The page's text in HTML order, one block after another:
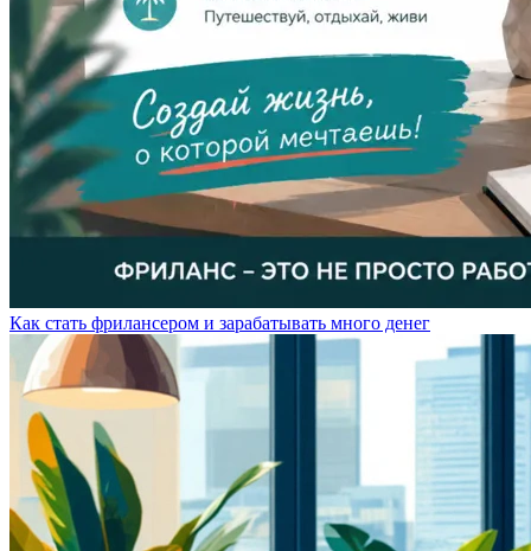
Как стать фрилансером и зарабатывать много денег